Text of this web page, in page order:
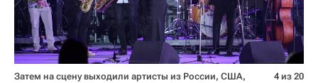
Затем на сцену выходили артисты из России, США,
4 из 20